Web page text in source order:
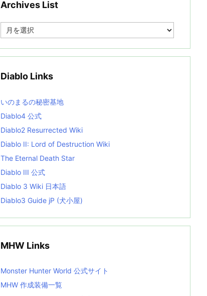
Archives List
e
i
s
t
Diablo Links
いのまるの秘密基地
Diablo4 公式
Diablo2 Resurrected Wiki
Diablo II: Lord of Destruction Wiki
The Eternal Death Star
Diablo III 公式
Diablo 3 Wiki 日本語
Diablo3 Guide jP (犬小屋)
MHW Links
Monster Hunter World 公式サイト
MHW 作成装備一覧